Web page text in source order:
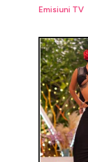
Emisiuni TV